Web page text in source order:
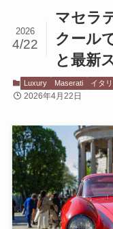
マセラ
クール
と最新
2026
4/22
Luxury Maserati イタ
2026年4月22日